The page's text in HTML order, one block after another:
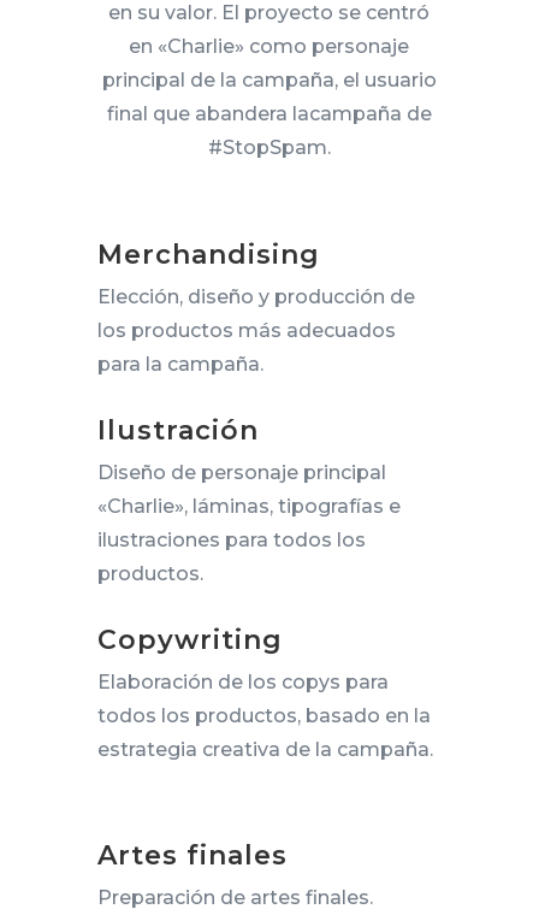
en su valor. El proyecto se centró
en «Charlie» como personaje
principal de la campaña, el usuario
final que abandera lacampaña de
#StopSpam.
Merchandising
Elección, diseño y producción de
los productos más adecuados
para la campaña.
Ilustración
Diseño de personaje principal
«Charlie», láminas, tipografías e
ilustraciones para todos los
productos.
Copywriting
Elaboración de los copys para
todos los productos, basado en la
estrategia creativa de la campaña.
Artes finales
Preparación de artes finales.